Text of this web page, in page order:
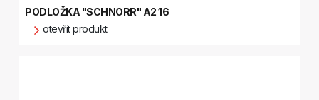
PODLOŽKA "SCHNORR" A2 16
otevřít produkt